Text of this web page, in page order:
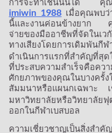
การจะทำเช่นนั้นได้
คุ
imiwin 1988 เมื่อคุณพบว่
นี้และงานค่อนข้างยาก
จ่ายของมืออาชีพที่จัดในเ
ทางเสียงโดยการเดิมพันกี
ดำเนินการแรกที่สำคัญที่สุด
ที่ประสบความสำเร็จคือคว
ศักยภาพของคุณในบางครั้ง
สัมมนาหรือแผนกเฉพาะ
มหาวิทยาลัยหรือวิทยาลัยฟุ
ออกในกีฬาเบสบอล
ความเชี่ยวชาญเป็นสิ่งสำคัญ